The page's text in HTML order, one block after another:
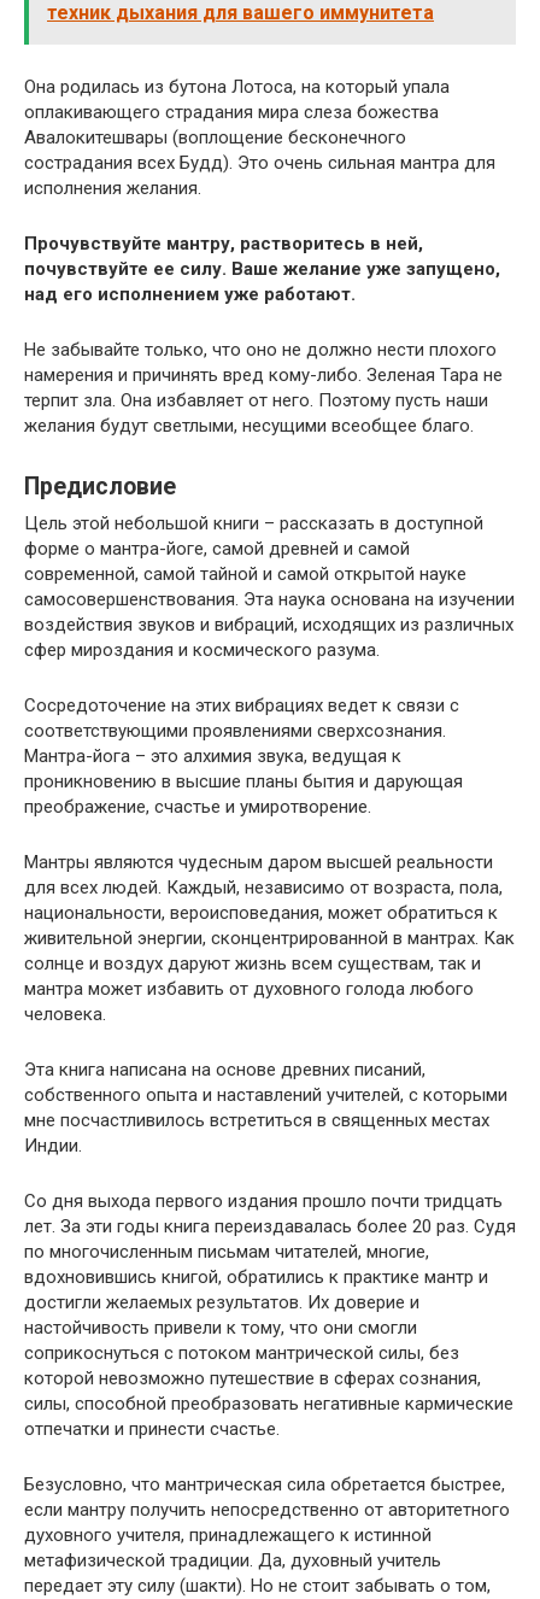
техник дыхания для вашего иммунитета
Она родилась из бутона Лотоса, на который упала
оплакивающего страдания мира слеза божества
Авалокитешвары (воплощение бесконечного
сострадания всех Будд). Это очень сильная мантра для
исполнения желания.
Прочувствуйте мантру, растворитесь в ней,
почувствуйте ее силу. Ваше желание уже запущено,
над его исполнением уже работают.
Не забывайте только, что оно не должно нести плохого
намерения и причинять вред кому-либо. Зеленая Тара не
терпит зла. Она избавляет от него. Поэтому пусть наши
желания будут светлыми, несущими всеобщее благо.
Предисловие
Цель этой небольшой книги – рассказать в доступной
форме о мантра-йоге, самой древней и самой
современной, самой тайной и самой открытой науке
самосовершенствования. Эта наука основана на изучении
воздействия звуков и вибраций, исходящих из различных
сфер мироздания и космического разума.
Сосредоточение на этих вибрациях ведет к связи с
соответствующими проявлениями сверхсознания.
Мантра-йога – это алхимия звука, ведущая к
проникновению в высшие планы бытия и дарующая
преображение, счастье и умиротворение.
Мантры являются чудесным даром высшей реальности
для всех людей. Каждый, независимо от возраста, пола,
национальности, вероисповедания, может обратиться к
живительной энергии, сконцентрированной в мантрах. Как
солнце и воздух даруют жизнь всем существам, так и
мантра может избавить от духовного голода любого
человека.
Эта книга написана на основе древних писаний,
собственного опыта и наставлений учителей, с которыми
мне посчастливилось встретиться в священных местах
Индии.
Со дня выхода первого издания прошло почти тридцать
лет. За эти годы книга переиздавалась более 20 раз. Судя
по многочисленным письмам читателей, многие,
вдохновившись книгой, обратились к практике мантр и
достигли желаемых результатов. Их доверие и
настойчивость привели к тому, что они смогли
соприкоснуться с потоком мантрической силы, без
которой невозможно путешествие в сферах сознания,
силы, способной преобразовать негативные кармические
отпечатки и принести счастье.
Безусловно, что мантрическая сила обретается быстрее,
если мантру получить непосредственно от авторитетного
духовного учителя, принадлежащего к истинной
метафизической традиции. Да, духовный учитель
передает эту силу (шакти). Но не стоит забывать о том,